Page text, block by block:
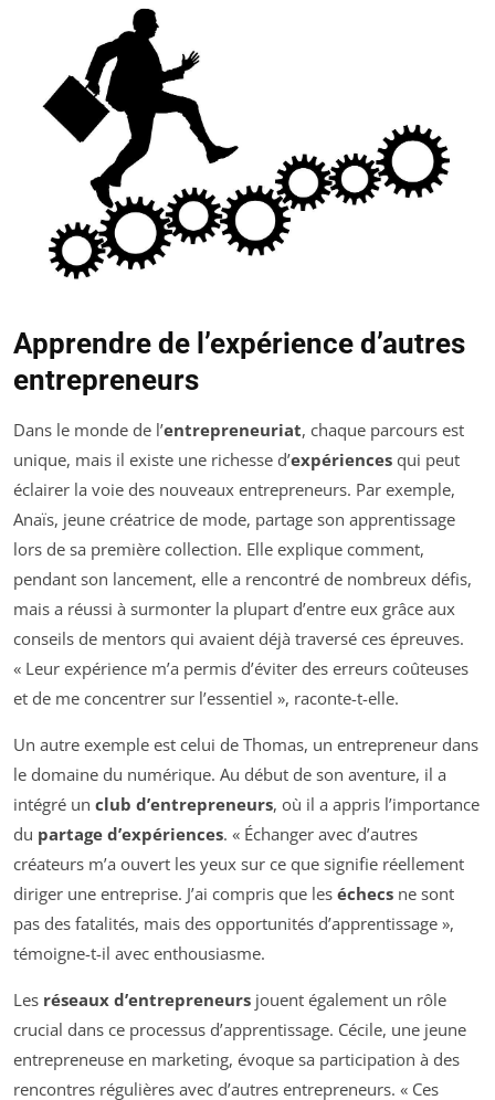
Apprendre de l’expérience d’autres
entrepreneurs
Dans le monde de l’entrepreneuriat, chaque parcours est
unique, mais il existe une richesse d’expériences qui peut
éclairer la voie des nouveaux entrepreneurs. Par exemple,
Anaïs, jeune créatrice de mode, partage son apprentissage
lors de sa première collection. Elle explique comment,
pendant son lancement, elle a rencontré de nombreux défis,
mais a réussi à surmonter la plupart d’entre eux grâce aux
conseils de mentors qui avaient déjà traversé ces épreuves.
« Leur expérience m’a permis d’éviter des erreurs coûteuses
et de me concentrer sur l’essentiel », raconte-t-elle.
Un autre exemple est celui de Thomas, un entrepreneur dans
le domaine du numérique. Au début de son aventure, il a
intégré un club d’entrepreneurs, où il a appris l’importance
du partage d’expériences. « Échanger avec d’autres
créateurs m’a ouvert les yeux sur ce que signifie réellement
diriger une entreprise. J’ai compris que les échecs ne sont
pas des fatalités, mais des opportunités d’apprentissage »,
témoigne-t-il avec enthousiasme.
Les réseaux d’entrepreneurs jouent également un rôle
crucial dans ce processus d’apprentissage. Cécile, une jeune
entrepreneuse en marketing, évoque sa participation à des
rencontres régulières avec d’autres entrepreneurs. « Ces